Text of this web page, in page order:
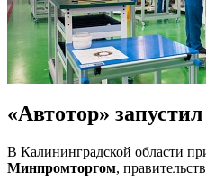
«Автотор»
В Калининградской области
Минпромторгом,